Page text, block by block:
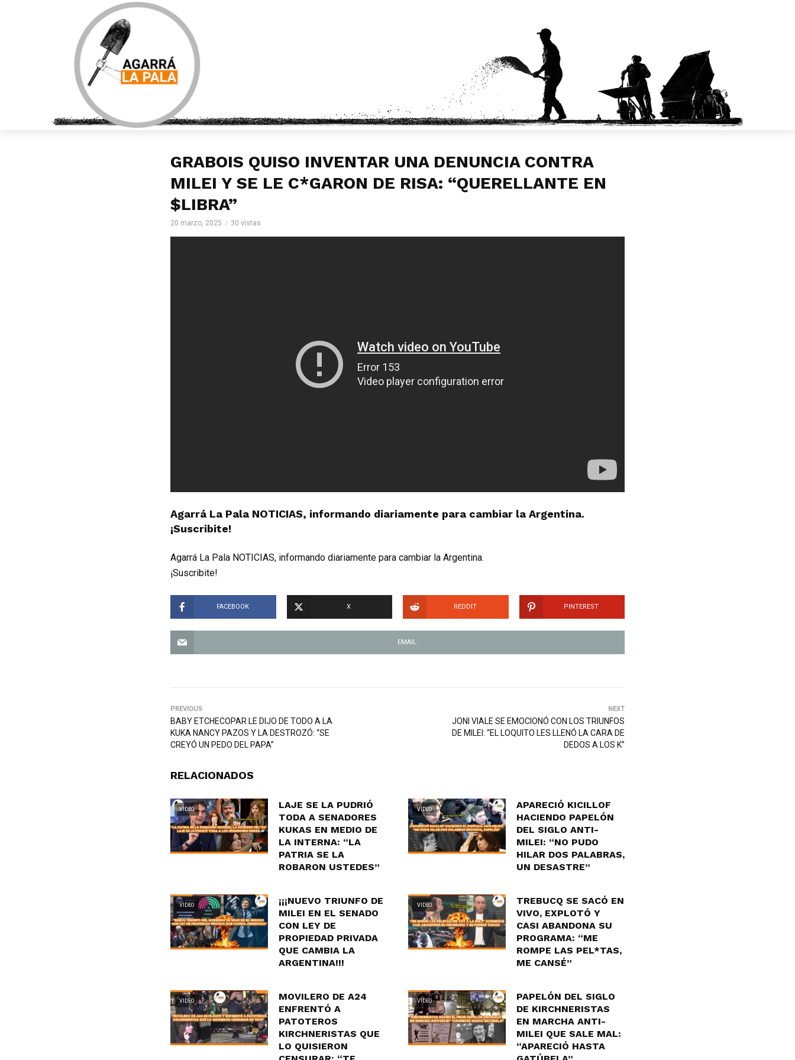
GRABOIS QUISO INVENTAR UNA DENUNCIA CONTRA
MILEI Y SE LE C*GARON DE RISA: “QUERELLANTE EN
$LIBRA”
20 marzo, 2025 30 vistas
Agarrá La Pala NOTICIAS, informando diariamente para cambiar la Argentina.
¡Suscribite!
Agarrá La Pala NOTICIAS, informando diariamente para cambiar la Argentina.
¡Suscribite!
FACEBOOK X REDDIT PINTEREST
EMAIL
PREVIOUS
BABY ETCHECOPAR LE DIJO DE TODO A LA
KUKA NANCY PAZOS Y LA DESTROZÓ: “SE
CREYÓ UN PEDO DEL PAPA”
NEXT
JONI VIALE SE EMOCIONÓ CON LOS TRIUNFOS
DE MILEI: “EL LOQUITO LES LLENÓ LA CARA DE
DEDOS A LOS K”
RELACIONADOS
VIDEO
LAJE SE LA PUDRIÓ
TODA A SENADORES
KUKAS EN MEDIO DE
LA INTERNA: “LA
PATRIA SE LA
ROBARON USTEDES”
VIDEO
APARECIÓ KICILLOF
HACIENDO PAPELÓN
DEL SIGLO ANTI-
MILEI: “NO PUDO
HILAR DOS PALABRAS,
UN DESASTRE”
VIDEO
¡¡¡NUEVO TRIUNFO DE
MILEI EN EL SENADO
CON LEY DE
PROPIEDAD PRIVADA
QUE CAMBIA LA
ARGENTINA!!!
VIDEO
TREBUCQ SE SACÓ EN
VIVO, EXPLOTÓ Y
CASI ABANDONA SU
PROGRAMA: “ME
ROMPE LAS PEL*TAS,
ME CANSÉ”
VIDEO
MOVILERO DE A24
ENFRENTÓ A
PATOTEROS
KIRCHNERISTAS QUE
LO QUISIERON
VIDEO
PAPELÓN DEL SIGLO
DE KIRCHNERISTAS
EN MARCHA ANTI-
MILEI QUE SALE MAL:
“APARECIÓ HASTA